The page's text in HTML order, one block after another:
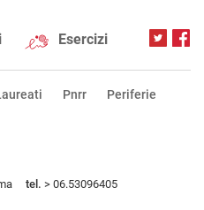
Esercizi
Pnrr Periferie
tel. > 06.53096405